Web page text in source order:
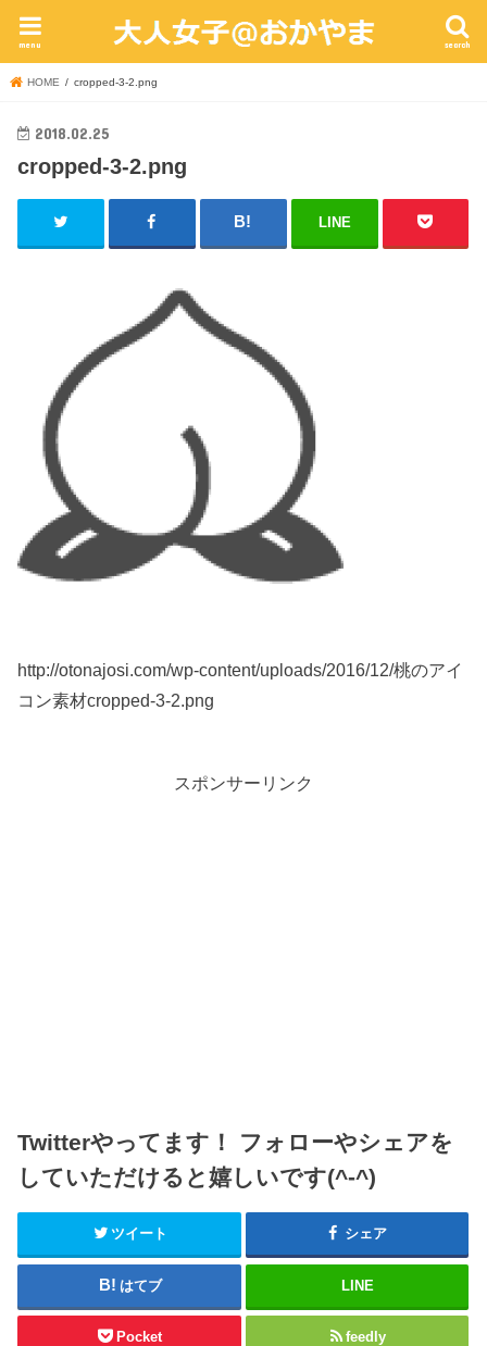
search
menu
HOME cropped-3-2.png
2018.02.25
cropped-3-2.png
LINE
http://otonajosi.com/wp-content/uploads/2016/12/桃のアイ
コン素材cropped-3-2.png
スポンサーリンク
Twitterやってます！ フォローやシェアを
していただけると嬉しいです(^-^)
ツイート シェア
はてブ LINE
Pocket feedly